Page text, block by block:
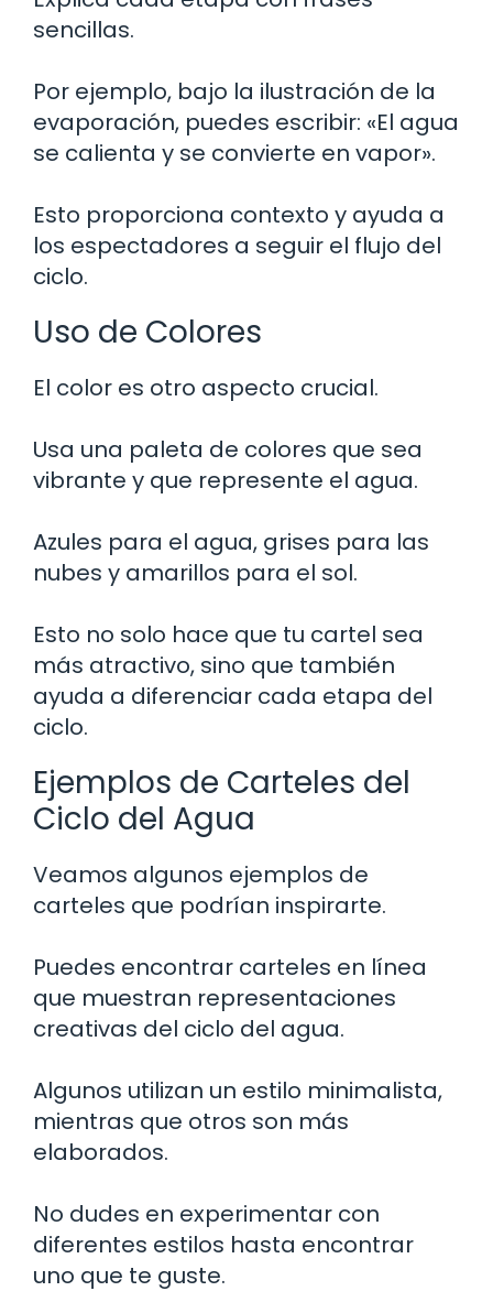
sencillas.
Por ejemplo, bajo la ilustración de la
evaporación, puedes escribir: «El agua
se calienta y se convierte en vapor».
Esto proporciona contexto y ayuda a
los espectadores a seguir el flujo del
ciclo.
Uso de Colores
El color es otro aspecto crucial.
Usa una paleta de colores que sea
vibrante y que represente el agua.
Azules para el agua, grises para las
nubes y amarillos para el sol.
Esto no solo hace que tu cartel sea
más atractivo, sino que también
ayuda a diferenciar cada etapa del
ciclo.
Ejemplos de Carteles del
Ciclo del Agua
Veamos algunos ejemplos de
carteles que podrían inspirarte.
Puedes encontrar carteles en línea
que muestran representaciones
creativas del ciclo del agua.
Algunos utilizan un estilo minimalista,
mientras que otros son más
elaborados.
No dudes en experimentar con
diferentes estilos hasta encontrar
uno que te guste.